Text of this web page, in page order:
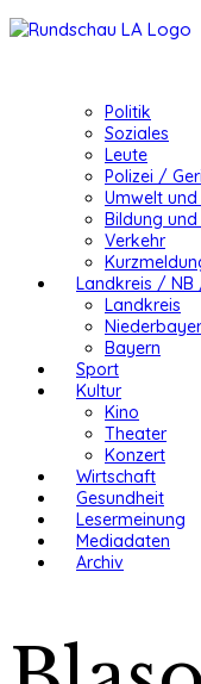
Politik
Soziales
Leute
Polizei /
Umwelt und
Bildung und
Verkehr
Landkreis / NB
Landkreis
Bayern
Sport
Kultur
Kino
Theater
Konzert
Wirtschaft
Gesundheit
Lesermeinung
Mediadaten
Archiv